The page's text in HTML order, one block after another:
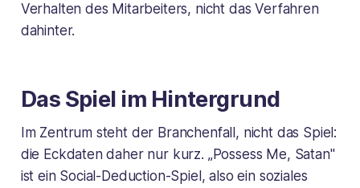
Verhalten des Mitarbeiters, nicht das Verfahren
dahinter.
Das Spiel im Hintergrund
Im Zentrum steht der Branchenfall, nicht das Spiel:
die Eckdaten daher nur kurz. „Possess Me, Satan"
ist ein Social-Deduction-Spiel, also ein soziales